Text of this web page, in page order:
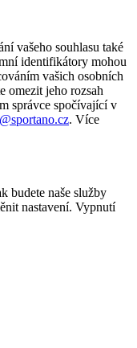
vašeho souhlasu také
identifikátory mohou
vašich osobních
omezit jeho rozsah
správce spočívající v
. Více
budete naše služby
nastavení. Vypnutí